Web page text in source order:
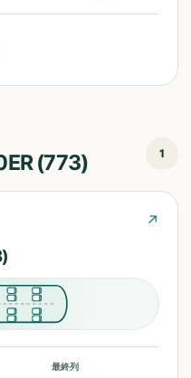
(773) 1
↗
最終列